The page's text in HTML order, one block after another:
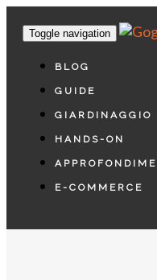
Toggle navigation
BLOG
GUIDE
GIARDINAGGIO
HANDS-ON
E-COMMERCE